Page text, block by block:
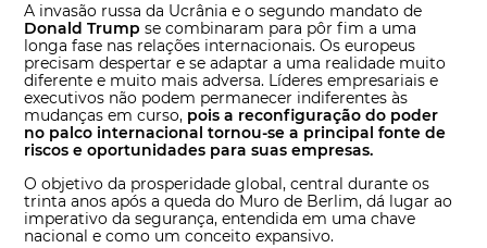
A invasão russa da Ucrânia e o segundo mandato de
Donald Trump se combinaram para pôr fim a uma
longa fase nas relações internacionais. Os europeus
precisam despertar e se adaptar a uma realidade muito
diferente e muito mais adversa. Líderes empresariais e
executivos não podem permanecer indiferentes às
mudanças em curso, pois a reconfiguração do poder
no palco internacional tornou-se a principal fonte de
riscos e oportunidades para suas empresas.
O objetivo da prosperidade global, central durante os
trinta anos após a queda do Muro de Berlim, dá lugar ao
imperativo da segurança, entendida em uma chave
nacional e como um conceito expansivo.